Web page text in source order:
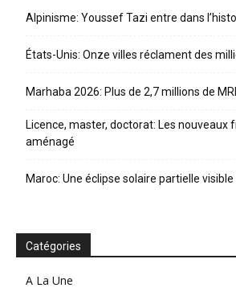
Alpinisme: Youssef Tazi entre dans
États-Unis: Onze villes réclament des
Marhaba 2026: Plus de 2,7 millions de
Licence, master, doctorat: Les nouveaux
aménagé
Maroc: Une éclipse solaire partielle
Catégories
A La Une